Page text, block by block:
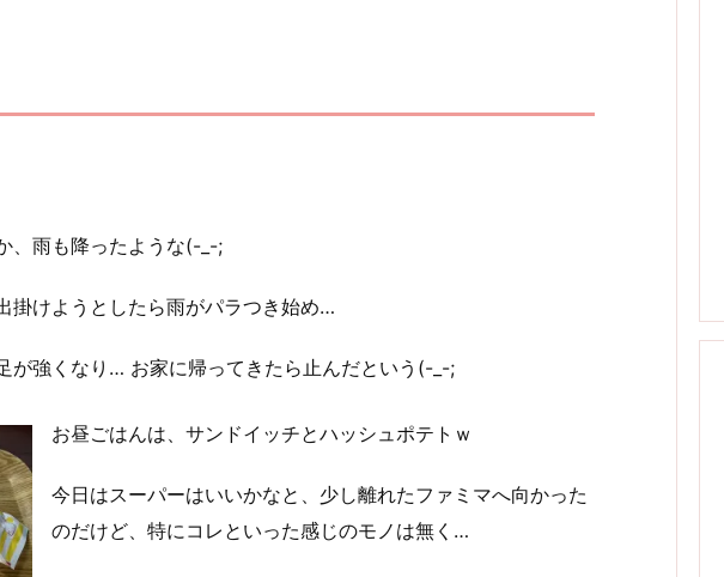
、雨も降ったような(-_-;
掛けようとしたら雨がパラつき始め…
が強くなり… お家に帰ってきたら止んだという(-_-;
お昼ごはんは、サンドイッチとハッシュポテトｗ
今日はスーパーはいいかなと、少し離れたファミマへ向かった
のだけど、特にコレといった感じのモノは無く…